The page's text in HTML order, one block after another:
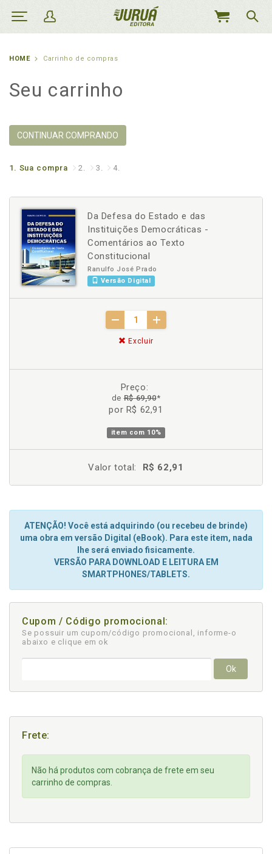
MEU
HOME Carrinho de compras
Seu carrinho
CONTINUAR COMPRANDO
1. Sua compra 2. 3. 4.
Da Defesa do Estado e das
Instituições Democráticas -
Comentários ao Texto
Constitucional
Ranulfo José Prado
Versão Digital
Excluir
Preço:
deR$ 69,90*
por R$ 62,91
item com 10%
Valor total: R$ 62,91
ATENÇÃO! Você está adquirindo (ou recebeu de brinde)
uma obra em versão Digital (eBook). Para este item, nada
lhe será enviado fisicamente.
VERSÃO PARA DOWNLOAD E LEITURA EM
SMARTPHONES/TABLETS.
Cupom / Código promocional:
Se possuir um cupom/código promocional, informe-o
abaixo e clique em ok
Ok
Frete:
Não há produtos com cobrança de frete em seu
carrinho de compras.